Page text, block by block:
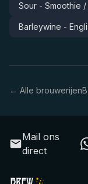
Sour - Smoothie /
Barleywine -
← Alle brouwerijen
Mail ons
direct